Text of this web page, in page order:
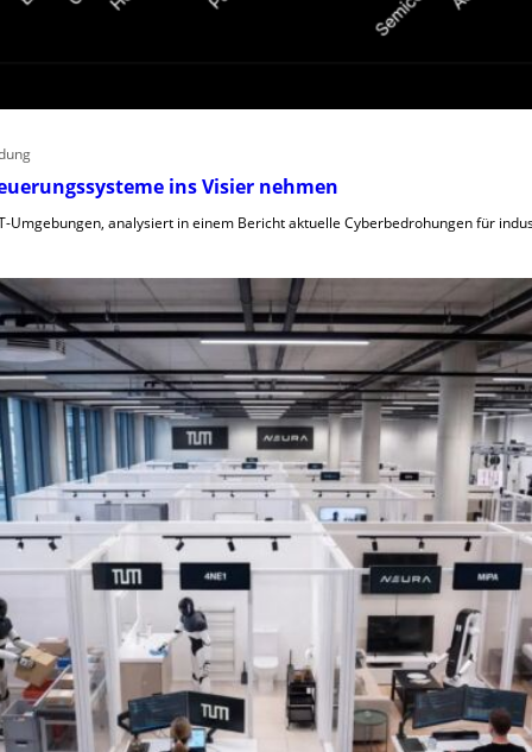
ins Visier nehmen
Umgebungen, analysiert in einem Bericht aktuelle Cyberbedrohungen für